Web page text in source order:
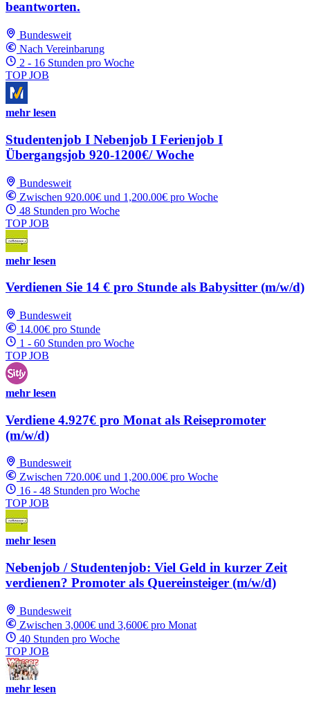
beantworten.
Bundesweit
Nach Vereinbarung
2 - 16 Stunden pro Woche
TOP JOB
mehr lesen
Studentenjob I Nebenjob I Ferienjob I
Übergangsjob 920-1200€/ Woche
Bundesweit
Zwischen 920.00€ und 1,200.00€ pro Woche
48 Stunden pro Woche
TOP JOB
mehr lesen
Verdienen Sie 14 € pro Stunde als Babysitter (m/w/d)
Bundesweit
14.00€ pro Stunde
1 - 60 Stunden pro Woche
TOP JOB
mehr lesen
Verdiene 4.927€ pro Monat als Reisepromoter
(m/w/d)
Bundesweit
Zwischen 720.00€ und 1,200.00€ pro Woche
16 - 48 Stunden pro Woche
TOP JOB
mehr lesen
Nebenjob / Studentenjob: Viel Geld in kurzer Zeit
verdienen? Promoter als Quereinsteiger (m/w/d)
Bundesweit
Zwischen 3,000€ und 3,600€ pro Monat
40 Stunden pro Woche
TOP JOB
mehr lesen